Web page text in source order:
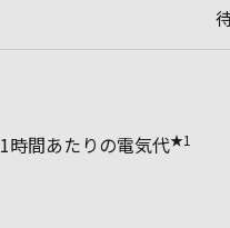
1時間あたりの電気代★1